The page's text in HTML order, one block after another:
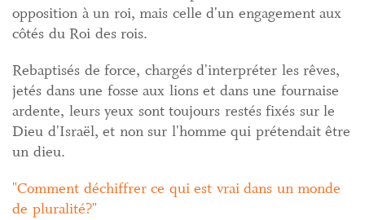
opposition à un roi, mais celle d'un engagement aux
côtés du Roi des rois.
Rebaptisés de force, chargés d'interpréter les rêves,
jetés dans une fosse aux lions et dans une fournaise
ardente, leurs yeux sont toujours restés fixés sur le
Dieu d'Israël, et non sur l'homme qui prétendait être
un dieu.
Comment déchiffrer ce qui est vrai dans un monde
de pluralité?